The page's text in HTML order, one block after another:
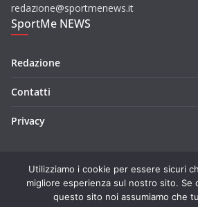
redazione@sportmenews.it
SportMe NEWS
Redazione
Contatti
Privacy
Copyright © 2026SportMe NEWS.
Utilizziamo i cookie per essere sicuri
migliore esperienza sul nostro sito. Se
questo sito noi assumiamo che